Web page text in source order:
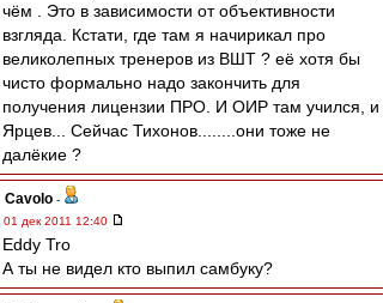
чём . Это в зависимости от объективности
взгляда. Кстати, где там я начирикал про
великолепных тренеров из ВШТ ? её хотя бы
чисто формально надо закончить для
получения лицензии ПРО. И ОИР там учился, и
Ярцев... Сейчас Тихонов........они тоже не
далёкие ?
Cavolo -
01 дек 2011 12:40
Eddy Tro
А ты не видел кто выпил самбуку?